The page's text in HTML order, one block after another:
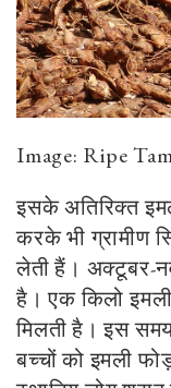
Image: Ripe
इसके अतिरिक्त
करके भी ग्रामीण
लेती हैं। अक्टूबर-
है। एक किलो
मिलती है। इस
बच्चों को इमली